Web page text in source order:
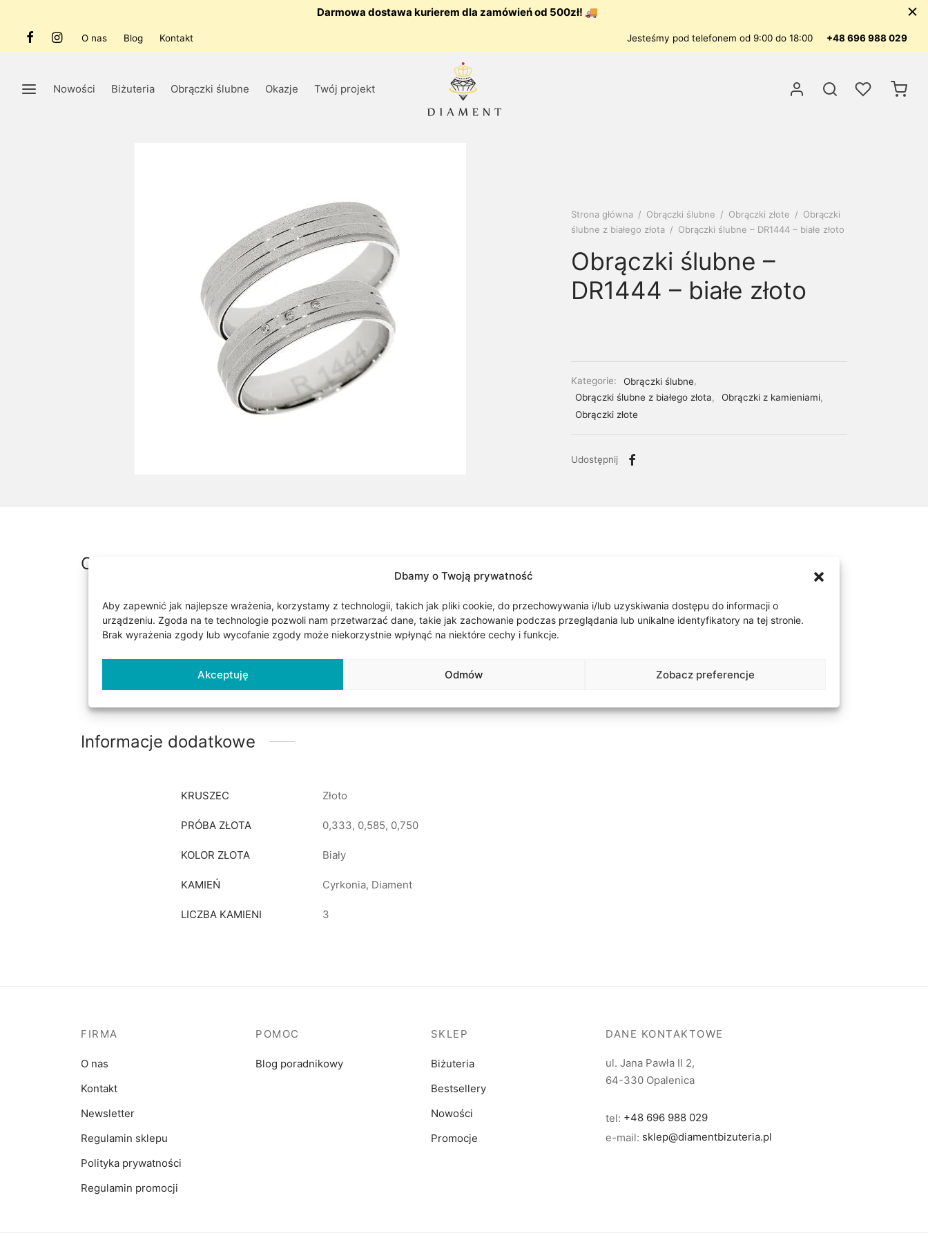
Dbamy o Twoją prywatność
Aby zapewnić jak najlepsze wrażenia, korzystamy z technologii, takich jak pliki cookie, do przechowywania i/lub uzyskiwania dostępu do informacji o
urządzeniu. Zgoda na te technologie pozwoli nam przetwarzać dane, takie jak zachowanie podczas przeglądania lub unikalne identyfikatory na tej stronie.
Brak wyrażenia zgody lub wycofanie zgody może niekorzystnie wpłynąć na niektóre cechy i funkcje.
Akceptuję Odmów Zobacz preferencje
Darmowa dostawa kurierem dla zamówień od 500zł! 🚚
O nas Blog Kontakt Jesteśmy pod telefonem od 9:00 do 18:00 +48 696 988 029
Nowości Biżuteria Obrączki ślubne Okazje Twój projekt
Strona główna / Obrączki ślubne / Obrączki złote / Obrączki
ślubne z białego złota / Obrączki ślubne – DR1444 – białe złoto
Obrączki ślubne –
DR1444 – białe złoto
Kategorie: Obrączki ślubne,
Obrączki ślubne z białego złota, Obrączki z kamieniami,
Obrączki złote
Udostępnij
Opis
Obrączki wykonane z białego złota. Możliwość zmiany zarówno koloru złota, szerokości jak i wysokości obrączek. W
standardzie obrączki mają 5 mm szerokości. Obrączka damska z kamieniami. Do wyboru diamenty lub cyrkonie.
płaska lub wypukła od wewnątrz ( z tak zwaną soczewką, której stopień uwypuklenia możemy dostosować według
Państwa preferencji). W przypadku wyboru obrączek z białym złotem możemy je dodatkowo pokryć rodem.
Informacje dodatkowe
KRUSZEC Złoto
PRÓBA ZŁOTA 0,333, 0,585, 0,750
KOLOR ZŁOTA Biały
KAMIEŃ Cyrkonia, Diament
LICZBA KAMIENI 3
DANE KONTAKTOWE
ul. Jana Pawła II 2,
64-330 Opalenica
tel: +48 696 988 029
e-mail: sklep@diamentbizuteria.pl
POMOC
Blog poradnikowy
SKLEP
Biżuteria
Bestsellery
Nowości
Promocje
FIRMA
O nas
Kontakt
Newsletter
Regulamin sklepu
Polityka prywatności
Regulamin promocji